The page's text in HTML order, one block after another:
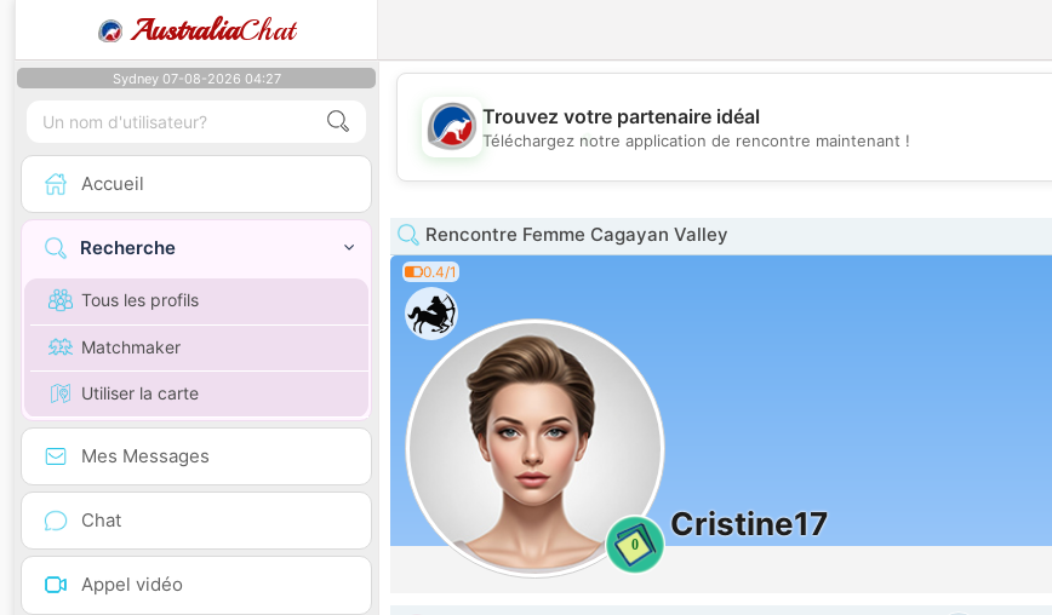
AustraliaChat
Sydney 07-08-2026 04:27
Accueil
Recherche
Tous les profils
Matchmaker
Utiliser la carte
Mes Messages
Chat
Appel vidéo
💕
Trouvez votre partenaire idéal
Téléchargez notre application de rencontre maintenant !
Rencontre Femme Cagayan Valley
0.4/1
0
Cristine17